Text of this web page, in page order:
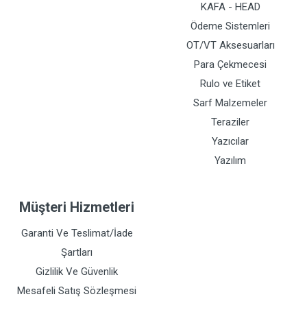
KAFA - HEAD
Ödeme Sistemleri
OT/VT Aksesuarları
Para Çekmecesi
Rulo ve Etiket
Sarf Malzemeler
Teraziler
Yazıcılar
Yazılım
Müşteri Hizmetleri
Garanti Ve Teslimat/İade
Şartları
Gizlilik Ve Güvenlik
Mesafeli Satış Sözleşmesi